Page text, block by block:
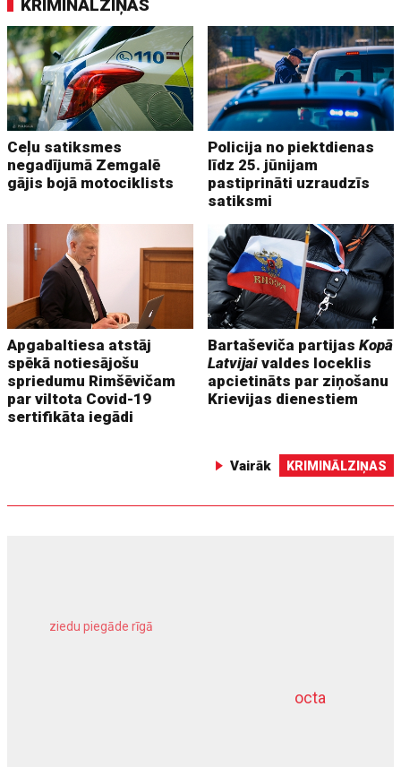
KRIMINĀLZIŅAS
Ceļu satiksmes
negadījumā Zemgalē
gājis bojā motociklists
Policija no piektdienas
līdz 25. jūnijam
pastiprināti uzraudzīs
satiksmi
Apgabaltiesa atstāj
spēkā notiesājošu
spriedumu Rimšēvičam
par viltota Covid-19
sertifikāta iegādi
Bartaševiča partijasKopā
Latvijai valdes loceklis
apcietināts par ziņošanu
Krievijas dienestiem
Vairāk KRIMINĀLZIŅAS
octa
ziedu piegāde rīgā
dziļurbums